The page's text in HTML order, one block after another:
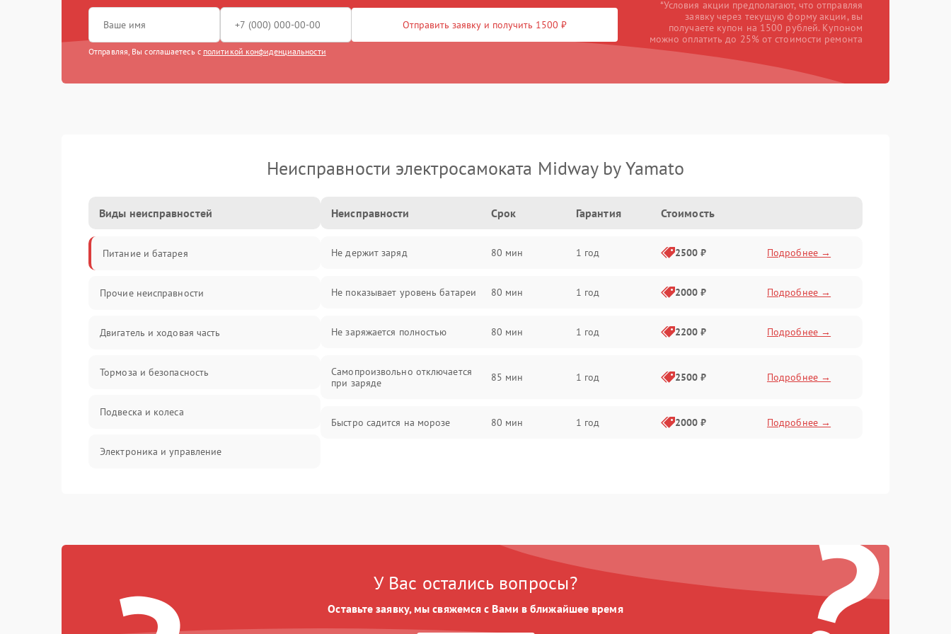
Отправить заявку и получить 1500 ₽
Отправляя, Вы соглашаетесь с политикой конфиденциальности
*Условия акции предполагают, что отправляя
заявку через текущую форму акции, вы
получаете купон на 1500 рублей. Купоном
можно оплатить до 25% от стоимости ремонта
Неисправности электросамоката Midway by Yamato
Виды неисправностей
Питание и батарея
Прочие неисправности
Двигатель и ходовая часть
Тормоза и безопасность
Подвеска и колеса
Электроника и управление
Батарея
Неисправности Срок Гарантия Стоимость
Не держит заряд 80 мин 1 год 2500 ₽ Подробнее →
Не показывает уровень батареи 80 мин 1 год 2000 ₽ Подробнее →
Не заряжается полностью 80 мин 1 год 2200 ₽ Подробнее →
Самопроизвольно отключается
при заряде
85 мин 1 год 2500 ₽ Подробнее →
Быстро садится на морозе 80 мин 1 год 2000 ₽ Подробнее →
У Вас остались вопросы?
Оставьте заявку, мы свяжемся с Вами в ближайшее время